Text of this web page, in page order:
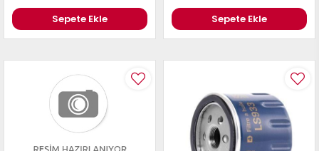
Sepete Ekle Sepete Ekle